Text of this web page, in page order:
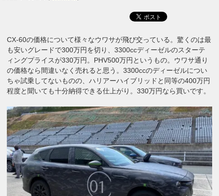
CX-60の価格について様々なウワサが飛び交っている。驚くのは最
も安いグレードで300万円を切り、3300ccディーゼルのスターテ
ィングプライスが330万円。PHV500万円というもの。ウワサ通り
の価格なら間違いなく売れると思う。3300ccのディーゼルについ
ちゃ試乗してないものの、ハリアーハイブリッドと同等の400万円
程度と聞いても十分納得できる仕上がり。330万円なら買いです。